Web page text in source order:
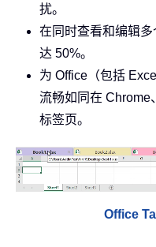
扰。
在同时查看和编辑
达 50%。
为 Office（包括
流畅如同在 Chrome
标签页。
Office